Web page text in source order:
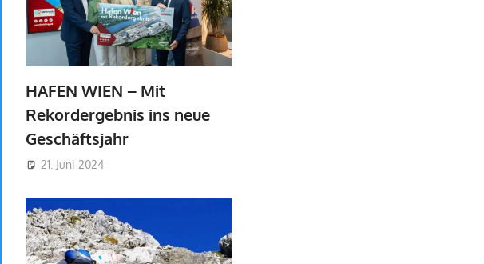
HAFEN WIEN – Mit
Rekordergebnis ins neue
Geschäftsjahr
21. Juni 2024